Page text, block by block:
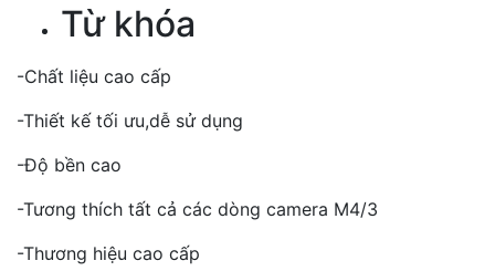
Từ khóa
-Chất liệu cao cấp
-Thiết kế tối ưu,dễ sử dụng
-Độ bền cao
-Tương thích tất cả các dòng camera M4/3
-Thương hiệu cao cấp